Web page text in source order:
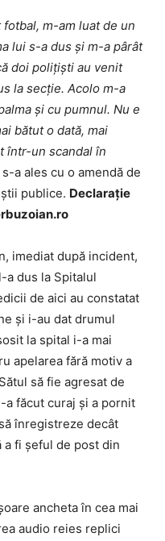
m-am luat de un
lui s-a dus și m-a pârât
doi polițiști au venit
la secție. Acolo m-a
și cu pumnul. Nu e
bătut o dată, mai
într-un scandal în
a ales cu o amendă de
publice. Declaraţie
imediat după incident,
a dus la Spitalul
de aici au constatat
și i-au dat drumul
la spital i-a mai
apelarea fără motiv a
să fie agresat de
a făcut curaj și a pornit
înregistreze decât
fi șeful de post din
ancheta în cea mai
audio reies replici